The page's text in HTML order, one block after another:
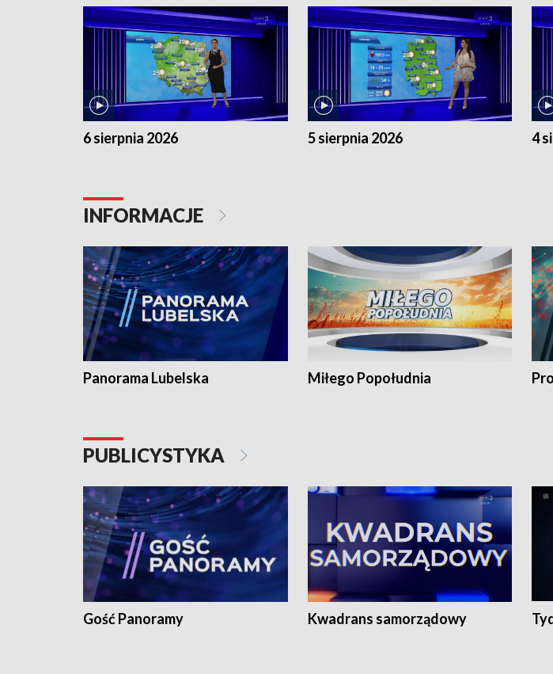
6 sierpnia 2026 5 sierpnia 2026 4
INFORMACJE
Panorama Lubelska Miłego Popołudnia
PUBLICYSTYKA
Gość Panoramy Kwadrans samorządowy